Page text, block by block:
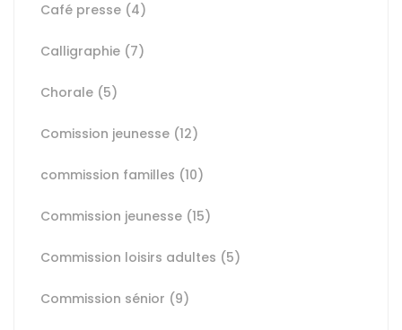
Café presse (4)
Calligraphie (7)
Chorale (5)
Comission jeunesse (12)
commission familles (10)
Commission jeunesse (15)
Commission loisirs adultes (5)
Commission sénior (9)